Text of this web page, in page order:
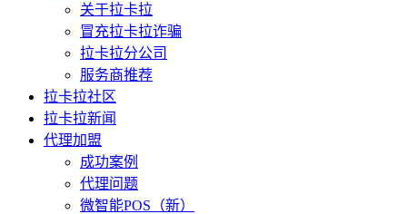
关于拉卡拉
冒充拉卡拉诈骗
拉卡拉分公司
服务商推荐
拉卡拉社区
拉卡拉新闻
代理加盟
成功案例
代理问题
微智能POS（新）